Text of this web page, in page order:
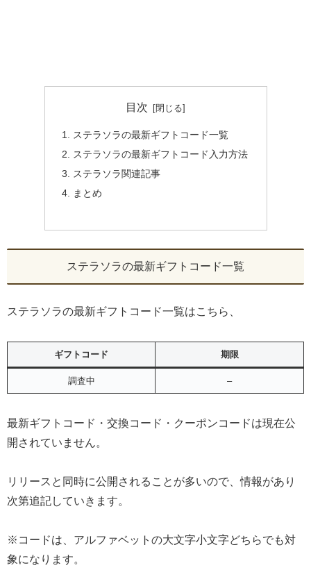
目次
ステラソラの最新ギフトコード一覧
ステラソラの最新ギフトコード入力方法
ステラソラ関連記事
まとめ
ステラソラの最新ギフトコード一覧
ステラソラの最新ギフトコード一覧はこちら、
ギフトコード 期限
調査中 –
最新ギフトコード・交換コード・クーポンコードは現在公
開されていません。
リリースと同時に公開されることが多いので、情報があり
次第追記していきます。
※コードは、アルファベットの大文字小文字どちらでも対
象になります。